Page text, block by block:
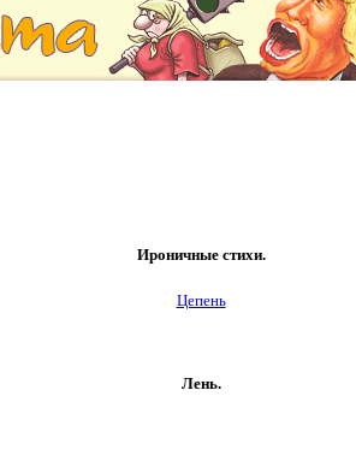
Ироничные стихи.
Цепень
Лень.